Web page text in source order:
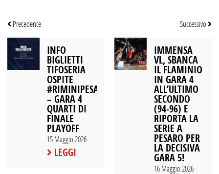
Precedente
INFO
BIGLIETTI
TIFOSERIA
OSPITE
#RIMINIPESARO
– GARA 4
QUARTI DI
FINALE
PLAYOFF
15 Maggio 2026
LEGGI
Successivo
IMMENSA
VL, SBANCA
IL FLAMINIO
IN GARA 4
ALL’ULTIMO
SECONDO
(94-96) E
RIPORTA LA
SERIE A
PESARO PER
LA DECISIVA
GARA 5!
16 Maggio 2026